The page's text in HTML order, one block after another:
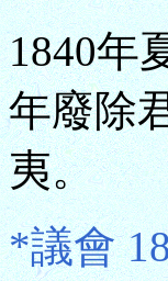
1840年
年廢除
夷。
*議會